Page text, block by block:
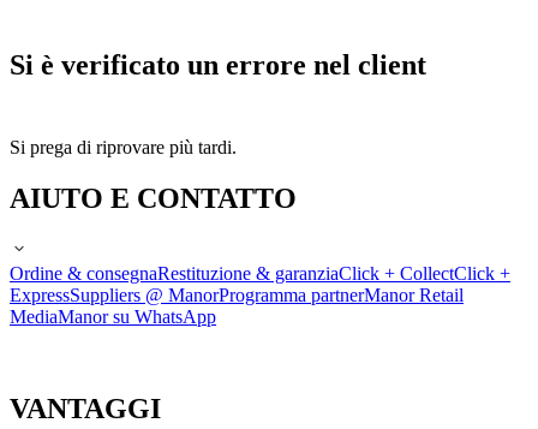
Si è verificato un errore nel client
Si prega di riprovare più tardi.
AIUTO E CONTATTO
Ordine & consegnaRestituzione & garanziaClick + CollectClick +
ExpressSuppliers @ ManorProgramma partnerManor Retail
MediaManor su WhatsApp
VANTAGGI